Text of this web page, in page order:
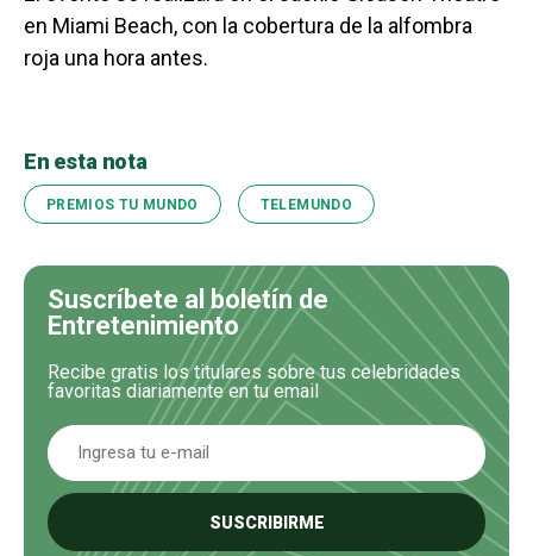
en Miami Beach, con la cobertura de la alfombra
roja una hora antes.
En esta nota
PREMIOS TU MUNDO TELEMUNDO
Suscríbete al boletín de
Entretenimiento
Recibe gratis los titulares sobre tus celebridades
favoritas diariamente en tu email
SUSCRIBIRME